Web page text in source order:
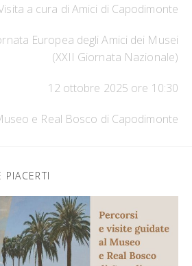
a cura di Amici di Capodimonte
Europea degli Amici dei Musei
(XXII Giornata Nazionale)
12 ottobre 2025 ore 10:30
e Real Bosco di Capodimonte
PIACERTI